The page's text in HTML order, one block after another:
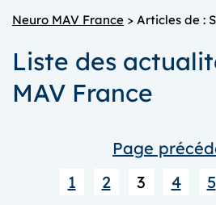
Neuro MAV France > Articles de :
Liste des
MAV France
Page
1
2 3 4 5